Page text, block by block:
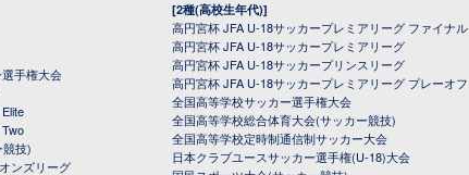
手権大会
技)
ンズリーグ
[2種(高校生年代)]
高円宮杯 JFA U-18サッカープレミアリーグ ファイナル
高円宮杯 JFA U-18サッカープレミアリーグ
高円宮杯 JFA U-18サッカープリンスリーグ
高円宮杯 JFA U-18サッカープレミアリーグ プレーオフ
全国高等学校サッカー選手権大会
全国高等学校総合体育大会(サッカー競技)
全国高等学校定時制通信制サッカー大会
日本クラブユースサッカー選手権(U-18)大会